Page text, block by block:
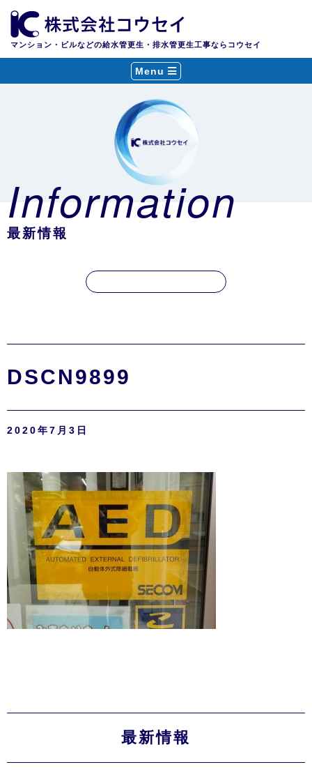
マンション・ビルなどの給水管更生・排水管更生工事ならコウセイ
Menu
Information
最新情報
DSCN9899
2020年7月3日
最新情報